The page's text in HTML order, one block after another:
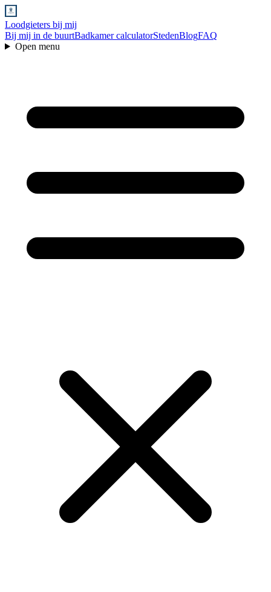
Loodgieters bij mij
Bij mij in de buurtBadkamer calculatorStedenBlogFAQ
Open menu